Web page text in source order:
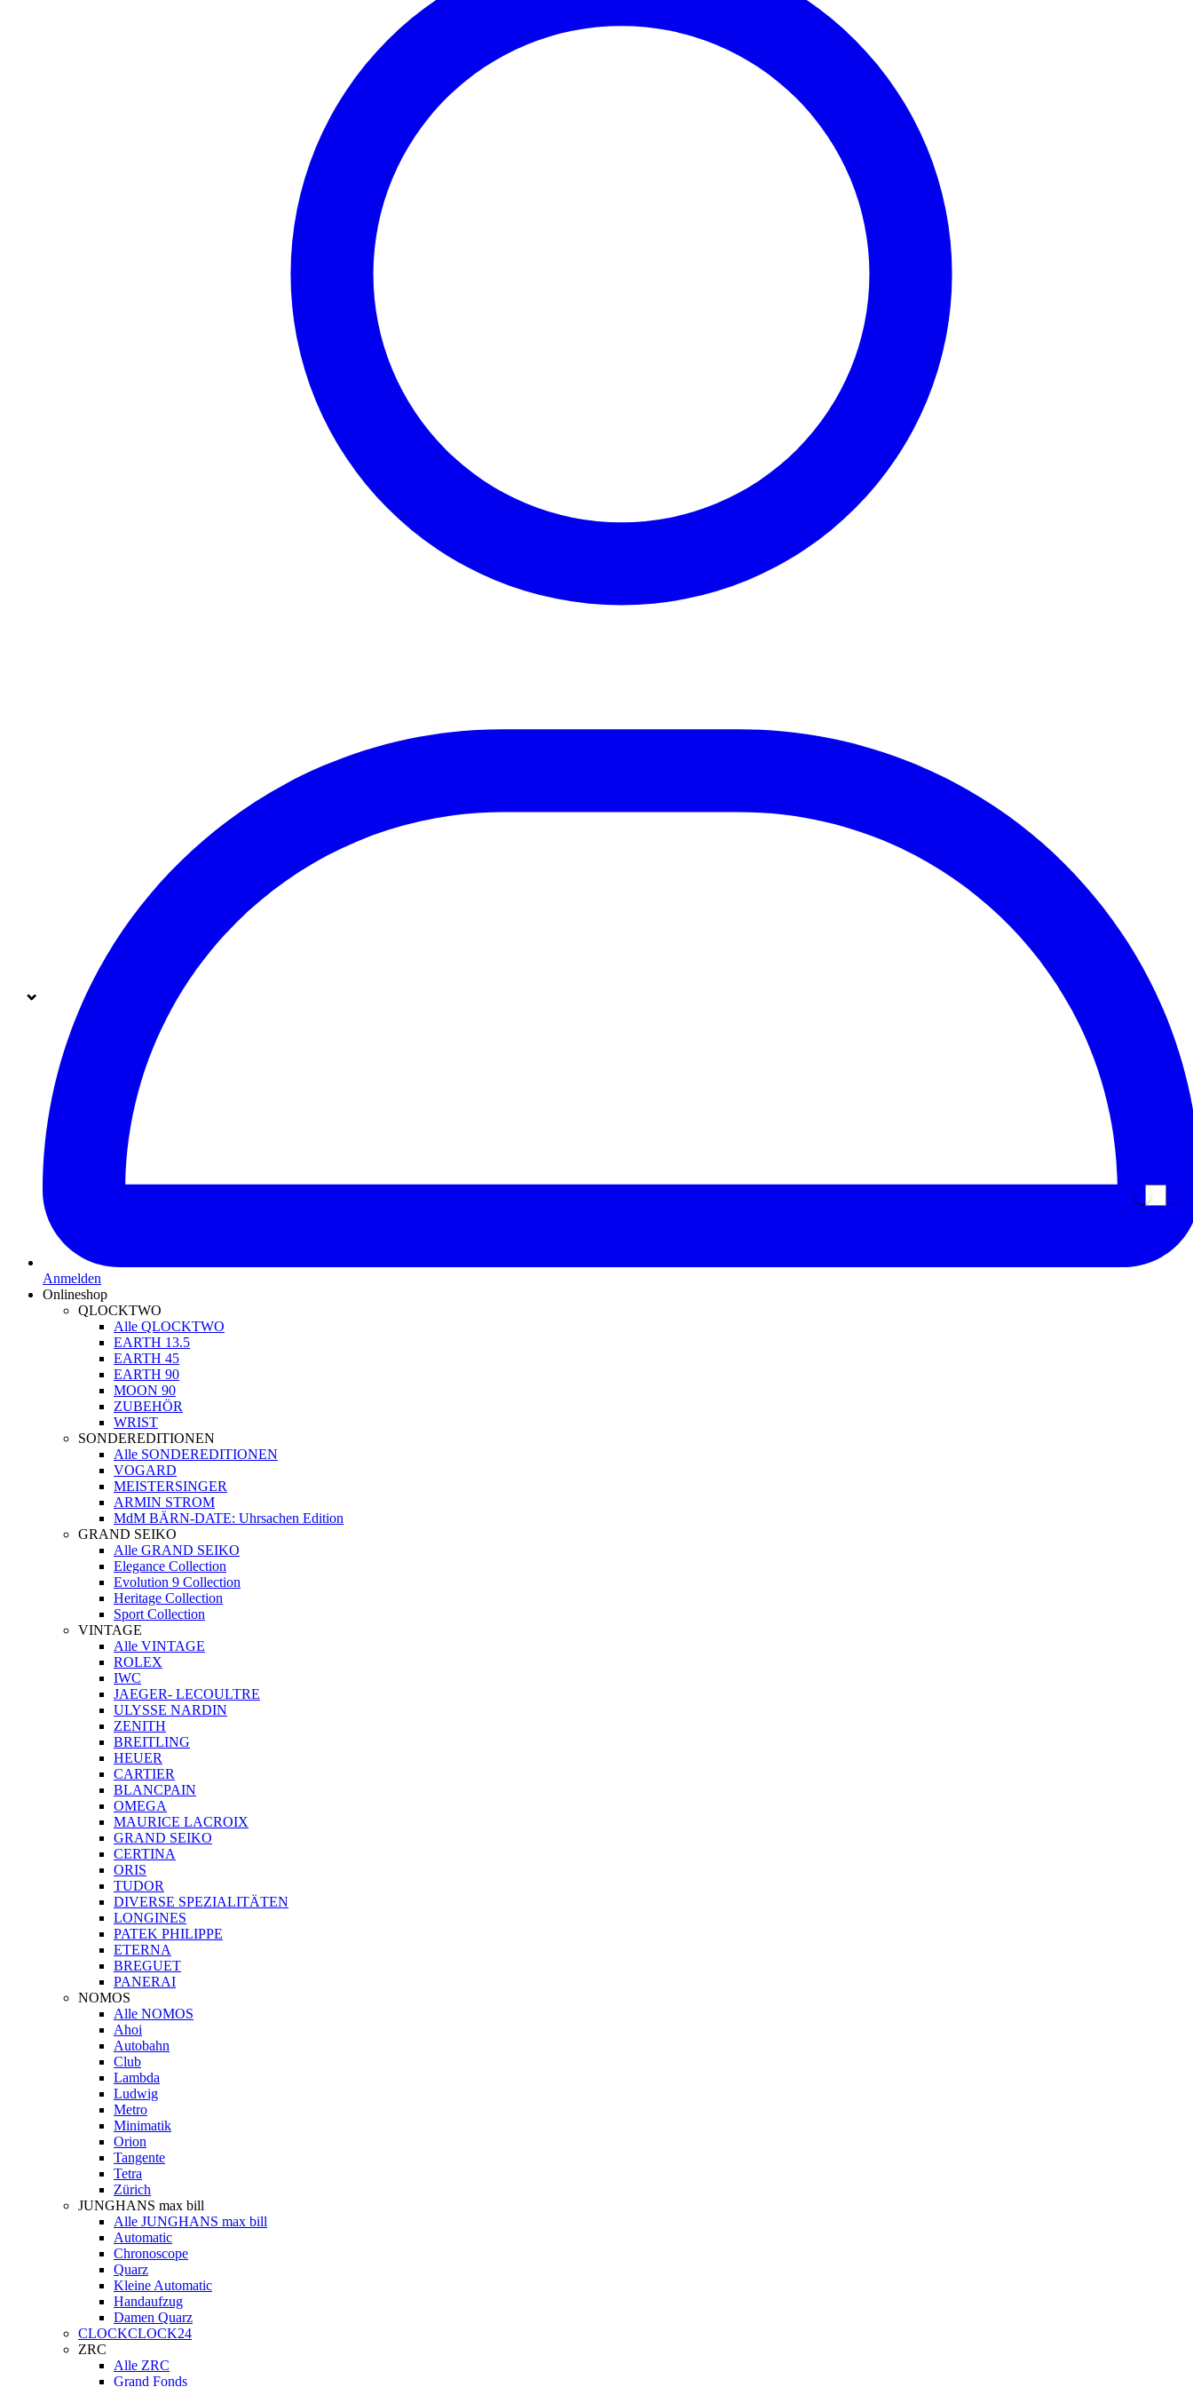
Anmelden
Onlineshop
QLOCKTWO
Alle QLOCKTWO
EARTH 13.5
EARTH 45
EARTH 90
MOON 90
ZUBEHÖR
WRIST
SONDEREDITIONEN
Alle SONDEREDITIONEN
VOGARD
MEISTERSINGER
ARMIN STROM
MdM BÄRN-DATE: Uhrsachen Edition
GRAND SEIKO
Alle GRAND SEIKO
Elegance Collection
Evolution 9 Collection
Heritage Collection
Sport Collection
VINTAGE
Alle VINTAGE
ROLEX
IWC
JAEGER- LECOULTRE
ULYSSE NARDIN
ZENITH
BREITLING
HEUER
CARTIER
BLANCPAIN
OMEGA
MAURICE LACROIX
GRAND SEIKO
CERTINA
ORIS
TUDOR
DIVERSE SPEZIALITÄTEN
LONGINES
PATEK PHILIPPE
ETERNA
BREGUET
PANERAI
NOMOS
Alle NOMOS
Ahoi
Autobahn
Club
Lambda
Ludwig
Metro
Minimatik
Orion
Tangente
Tetra
Zürich
JUNGHANS max bill
Alle JUNGHANS max bill
Automatic
Chronoscope
Quarz
Kleine Automatic
Handaufzug
Damen Quarz
CLOCKCLOCK24
ZRC
Alle ZRC
Grand Fonds